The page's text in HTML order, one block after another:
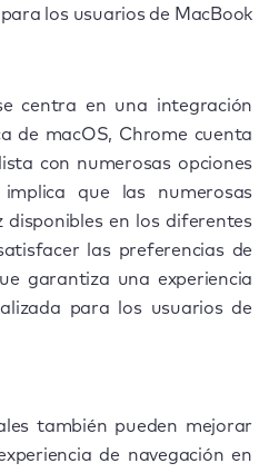
los usuarios de MacBook
centra en una integración
de macOS, Chrome cuenta
con numerosas opciones
implica que las numerosas
en los diferentes
las preferencias de
garantiza una experiencia
para los usuarios de
también pueden mejorar
de navegación en